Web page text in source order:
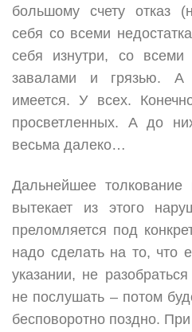
большому счету отказ
себя со всеми
себя изнутри, со всеми
завалами и грязью. А
имеется. У всех.
просветленных. А до
весьма далеко…
Дальнейшее толкование
вытекает из этого
преломляется под
надо сделать на то, что
указании, не
не послушать – потом
бесповоротно поздно.